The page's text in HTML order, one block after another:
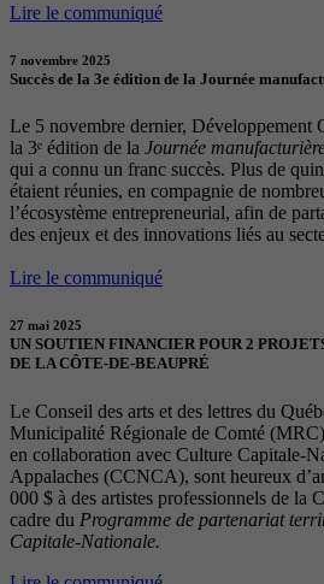
Lire le communiqué
7 novembre 2025
Succès de la 3e édition de la Journée
Le 5 novembre dernier, Développement
la 3ᵉ édition de la Journée
qui a connu un franc succès. Plus de
étaient réunies, en compagnie de
l’écosystème entrepreneurial, afin de
des enjeux et des innovations liés au
Lire le communiqué
27 mai 2025
UN SOUTIEN FINANCIER POUR 2
DE LA CÔTE-DE-BEAUPRÉ
Le Conseil des arts et des lettres du
Municipalité Régionale de Comté
en collaboration avec Culture Capitale-
Appalaches (CCNCA), sont heureux
000 $ à des artistes professionnels de la
cadre du Programme de partenariat
Capitale-Nationale.